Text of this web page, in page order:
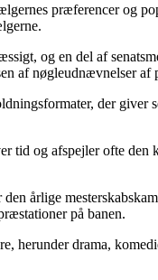
præferencer og
og en del af
af ​​nøgleudnævnelser af
der giver
og afspejler ofte den
årlige
på banen.
drama,